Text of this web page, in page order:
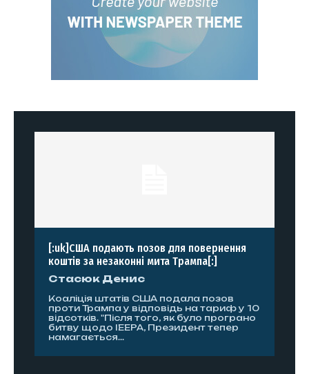
[:uk]США подають позов для повернення
коштів за незаконні мита Трампа[:]
Стасюк Денис
Коаліція штатів США подала позов
проти Трампа у відповідь на тариф у 10
відсотків. "Після того, як було програно
битву щодо IEEPA, Президент тепер
намагається...